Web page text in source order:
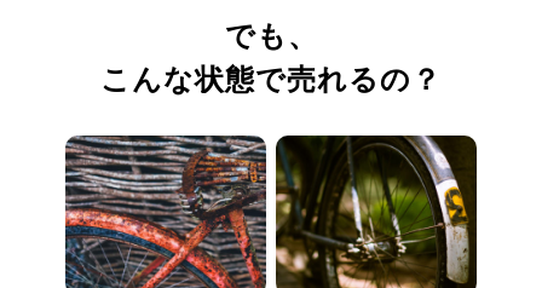
でも、
こんな状態で売れるの？